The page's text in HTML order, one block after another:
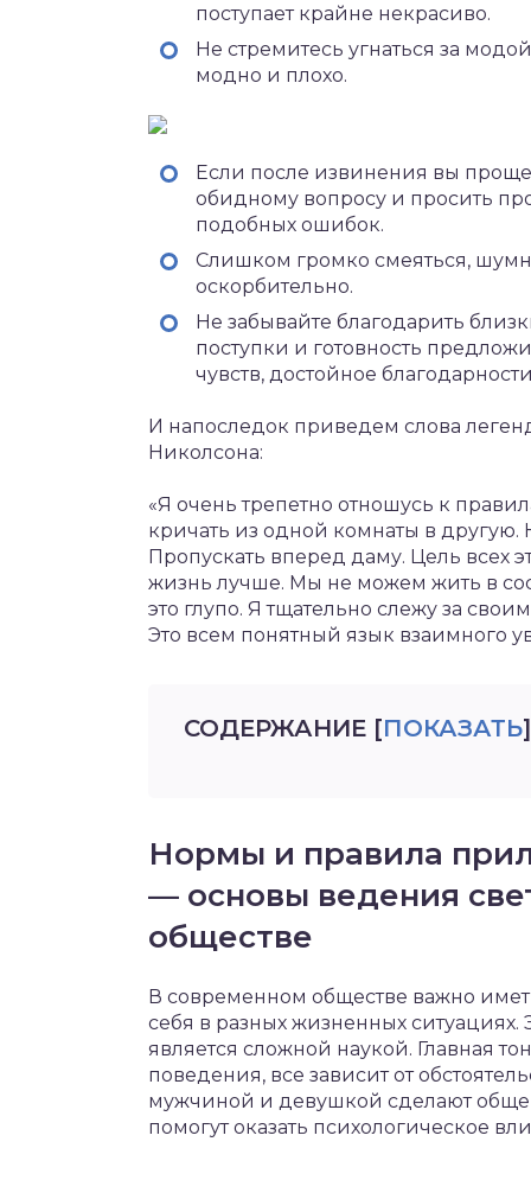
поступает крайне некрасиво.
Не стремитесь угнаться за
модно и плохо.
Если после извинения вы
обидному вопросу и просить
подобных ошибок.
Слишком громко смеяться,
оскорбительно.
Не забывайте благодарить
поступки и готовность
чувств, достойное
И напоследок приведем слова
Николсона:
«Я очень трепетно отношусь к
кричать из одной комнаты в другую.
Пропускать вперед даму. Цель всех
жизнь лучше. Мы не можем жить в
это глупо. Я тщательно слежу за
Это всем понятный язык взаимного
СОДЕРЖАНИЕ [ПОКАЗАТЬ]
Нормы и правила
— основы ведения
обществе
В современном обществе важно
себя в разных жизненных
является сложной наукой. Главная
поведения, все зависит от
мужчиной и девушкой сделают
помогут оказать психологическое